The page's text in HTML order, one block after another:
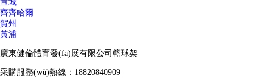
宣城
齊齊哈爾
賀州
黃浦
廣東健倫體育發(fā)展有限公司籃球架
采購服務(wù)熱線：18820840909